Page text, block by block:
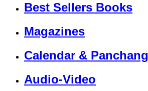
Best Sellers Books
Magazines
Calendar & Panchang
Audio-Video